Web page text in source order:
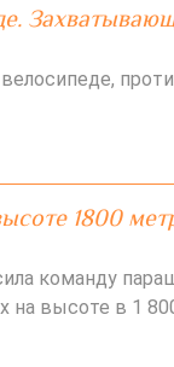
1800
команду
на высоте в 1